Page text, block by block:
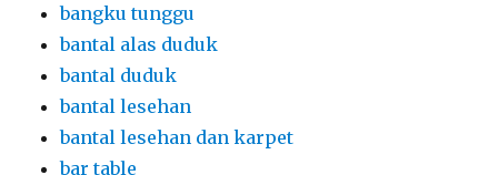
bangku tunggu
bantal alas duduk
bantal duduk
bantal lesehan
bantal lesehan dan karpet
bar table